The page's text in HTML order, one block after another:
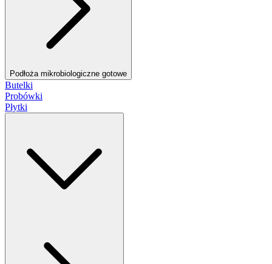
Podłoża mikrobiologiczne gotowe
Butelki
Probówki
Płytki